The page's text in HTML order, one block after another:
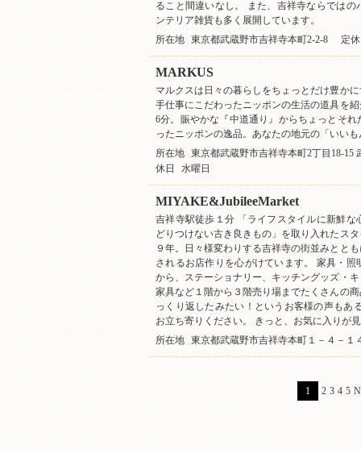
ること間違いなし。 また、吉祥寺ならでは
ンテリア雑貨も多く展開しています。
所在地
東京都武蔵野市吉祥寺本町2-2-8 定
MARKUS
マルクスは日々の暮らしをちょっとだけ豊か
手仕事にこだわったニッポンの生活の道具を
6分。賑やかな『中道通り』からちょっとそ
ったニッポンの逸品。あなたの地元の「いい
所在地
東京都武蔵野市吉祥寺本町2丁目18-15
休日
水曜日
MIYAKE&JubileeMarket
吉祥寺駅徒歩１分 「ライフスタイルに新鮮
どりつけない古き良きもの」を取り入れたス
９年。日々様変わりする吉祥寺の街並みとと
されるお店作りを心がけています。 家具・
から、ステーショナリー、キッチングッズ・
家具など１階から３階売り場までたくさんの
っくり返したみたい！というお客様の声もあ
お立ち寄りください。 きっと、お気に入りが
所在地
東京都武蔵野市吉祥寺本町１－４－１
1 2 3 4 5